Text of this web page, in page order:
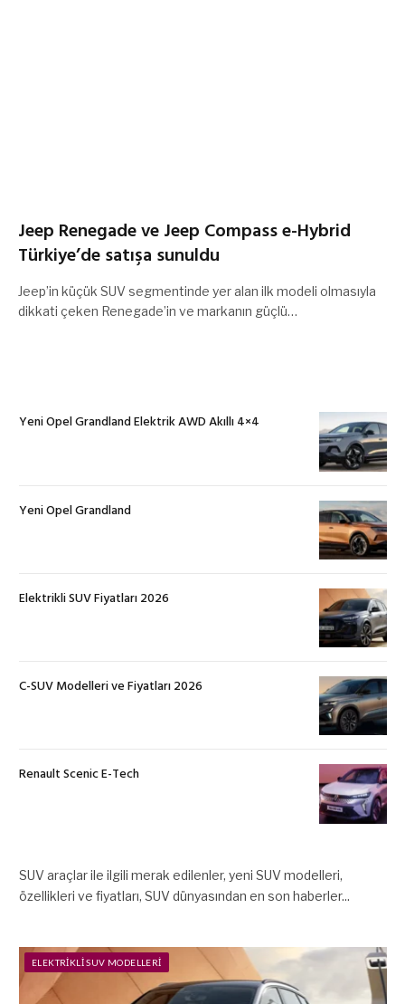
Jeep Renegade ve Jeep Compass e-Hybrid
Türkiye’de satışa sunuldu
Jeep’in küçük SUV segmentinde yer alan ilk modeli olmasıyla
dikkati çeken Renegade’in ve markanın güçlü…
Yeni Opel Grandland Elektrik AWD Akıllı 4×4
Yeni Opel Grandland
Elektrikli SUV Fiyatları 2026
C-SUV Modelleri ve Fiyatları 2026
Renault Scenic E-Tech
SUV araçlar ile ilgili merak edilenler, yeni SUV modelleri,
özellikleri ve fiyatları, SUV dünyasından en son haberler...
ELEKTRIKLI SUV MODELLERI